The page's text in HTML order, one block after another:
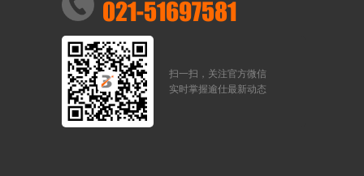
021-51697581
扫一扫，关注官方微信
实时掌握逾仕最新动态